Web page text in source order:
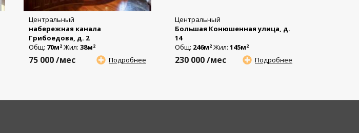
Центральный
набережная канала
Грибоедова, д. 2
Общ: 70м2 Жил: 38м2
Подробнее
75 000/мес
Центральный
Большая Конюшенная улица, д.
14
Общ: 246м2 Жил: 145м2
Подробнее
230 000/мес